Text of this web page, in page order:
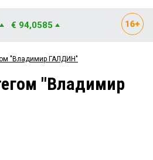
Мнения
Рейтинги
€ 94,0585
"Владимир ГАЛДИН"
"Владимир